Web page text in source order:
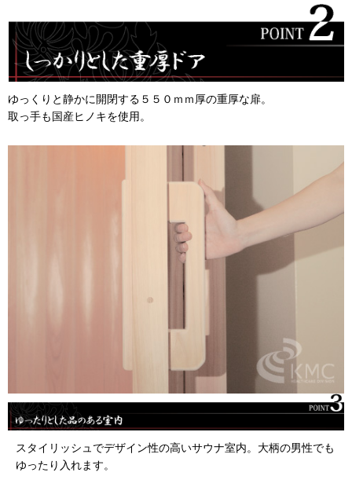
ゆっくりと静かに開閉する５５０ｍｍ厚の重厚な扉。
取っ手も国産ヒノキを使用。
スタイリッシュでデザイン性の高いサウナ室内。大柄の男性でも
ゆったり入れます。